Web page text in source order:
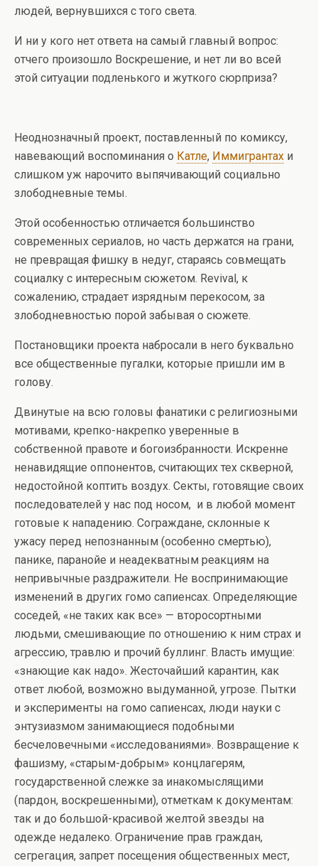
людей, вернувшихся с того света.
И ни у кого нет ответа на самый главный вопрос:
отчего произошло Воскрешение, и нет ли во всей
этой ситуации подленького и жуткого сюрприза?
Неоднозначный проект, поставленный по комиксу,
навевающий воспоминания о Катле, Иммигрантах и
слишком уж нарочито выпячивающий социально
злободневные темы.
Этой особенностью отличается большинство
современных сериалов, но часть держатся на грани,
не превращая фишку в недуг, стараясь совмещать
социалку с интересным сюжетом. Revival, к
сожалению, страдает изрядным перекосом, за
злободневностью порой забывая о сюжете.
Постановщики проекта набросали в него буквально
все общественные пугалки, которые пришли им в
голову.
Двинутые на всю головы фанатики с религиозными
мотивами, крепко-накрепко уверенные в
собственной правоте и богоизбранности. Искренне
ненавидящие оппонентов, считающих тех скверной,
недостойной коптить воздух. Секты, готовящие своих
последователей у нас под носом, и в любой момент
готовые к нападению. Сограждане, склонные к
ужасу перед непознанным (особенно смертью),
панике, паранойе и неадекватным реакциям на
непривычные раздражители. Не воспринимающие
изменений в других гомо сапиенсах. Определяющие
соседей, «не таких как все» — второсортными
людьми, смешивающие по отношению к ним страх и
агрессию, травлю и прочий буллинг. Власть имущие:
«знающие как надо». Жесточайший карантин, как
ответ любой, возможно выдуманной, угрозе. Пытки
и эксперименты на гомо сапиенсах, люди науки с
энтузиазмом занимающиеся подобными
бесчеловечными «исследованиями». Возвращение к
фашизму, «старым-добрым» концлагерям,
государственной слежке за инакомыслящими
(пардон, воскрешенными), отметкам к документам:
так и до большой-красивой желтой звезды на
одежде недалеко. Ограничение прав граждан,
сегрегация, запрет посещения общественных мест,